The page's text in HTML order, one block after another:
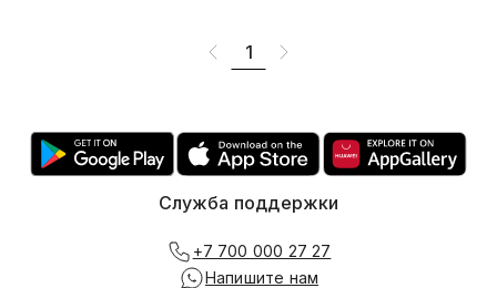
1
Служба поддержки
+7 700 000 27 27
Напишите нам